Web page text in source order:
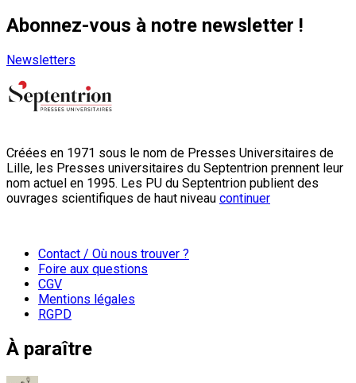
Abonnez-vous à notre newsletter !
Newsletters
Créées en 1971 sous le nom de Presses Universitaires de
Lille, les Presses universitaires du Septentrion prennent leur
nom actuel en 1995. Les PU du Septentrion publient des
ouvrages scientifiques de haut niveau continuer
Contact / Où nous trouver ?
Foire aux questions
CGV
Mentions légales
RGPD
À paraître